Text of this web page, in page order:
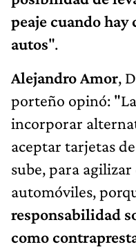
peaje cuando
autos".
Alejandro Amor,
porteño opinó:
incorporar
aceptar tarjetas
sube, para agilizar
automóviles,
responsabilidad
como